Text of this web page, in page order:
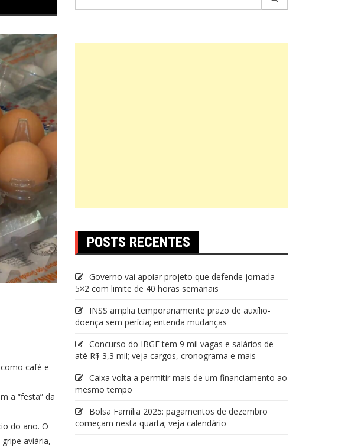
café e
a “festa” da
do ano. O
aviária,
POSTS RECENTES
Governo vai apoiar projeto que defende jornada
5×2 com limite de 40 horas semanais
INSS amplia temporariamente prazo de auxílio-
doença sem perícia; entenda mudanças
Concurso do IBGE tem 9 mil vagas e salários de
até R$ 3,3 mil; veja cargos, cronograma e mais
Caixa volta a permitir mais de um financiamento ao
mesmo tempo
Bolsa Família 2025: pagamentos de dezembro
começam nesta quarta; veja calendário